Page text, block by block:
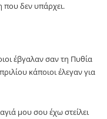
που δεν υπάρχει.
έβγαλαν σαν τη Πυθία
κάποιοι έλεγαν για
μου σου έχω στείλει